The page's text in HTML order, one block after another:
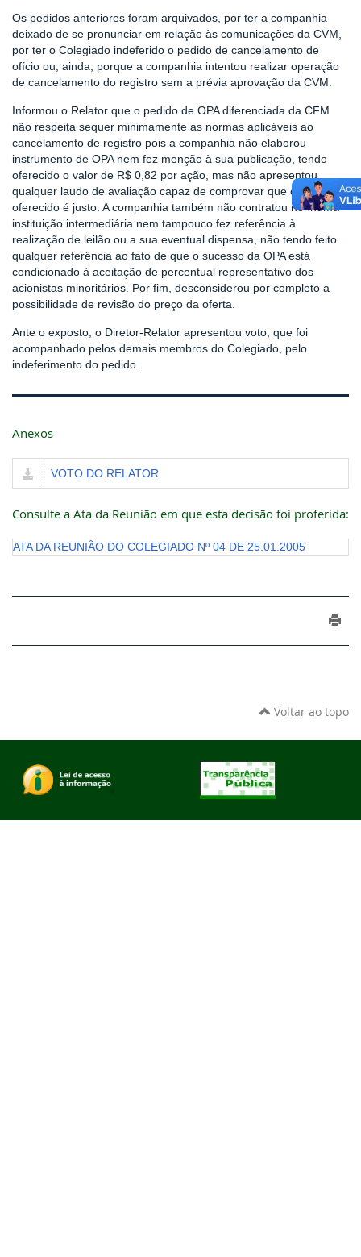
Os pedidos anteriores foram arquivados, por ter a companhia
deixado de se pronunciar em relação às comunicações da CVM,
por ter o Colegiado indeferido o pedido de cancelamento de
ofício ou, ainda, porque a companhia intentou realizar operação
de cancelamento do registro sem a prévia aprovação da CVM.
Informou o Relator que o pedido de OPA diferenciada da CFM
não respeita sequer minimamente as normas aplicáveis ao
cancelamento de registro pois a companhia não elaborou
instrumento de OPA nem fez menção à sua publicação, tendo
oferecido o valor de R$ 0,82 por ação, mas não apresentou
qualquer laudo de avaliação capaz de comprovar que o preço
oferecido é justo. A companhia também não contratou nenhuma
instituição intermediária nem tampouco fez referência à
realização de leilão ou a sua eventual dispensa, não tendo feito
qualquer referência ao fato de que o sucesso da OPA está
condicionado à aceitação de percentual representativo dos
acionistas minoritários. Por fim, desconsiderou por completo a
possibilidade de revisão do preço da oferta.
Ante o exposto, o Diretor-Relator apresentou voto, que foi
acompanhado pelos demais membros do Colegiado, pelo
indeferimento do pedido.
Anexos
VOTO DO RELATOR
Consulte a Ata da Reunião em que esta decisão foi proferida:
ATA DA REUNIÃO DO COLEGIADO Nº 04 DE 25.01.2005
Voltar ao topo